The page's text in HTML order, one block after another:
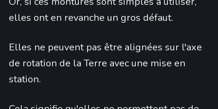
elles ont en revanche un gros défaut.
Elles ne peuvent pas être alignées sur l'axe
de rotation de la Terre avec une mise en
station.